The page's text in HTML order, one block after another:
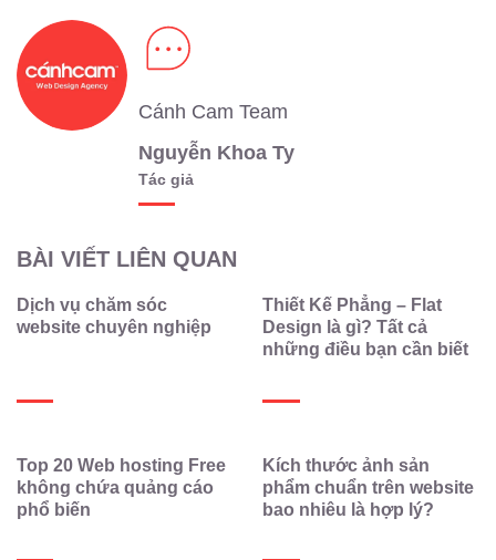
Cánh Cam Team
Nguyễn Khoa Ty
Tác giả
BÀI VIẾT LIÊN QUAN
Dịch vụ chăm sóc
website chuyên nghiệp
Thiết Kế Phẳng – Flat
Design là gì? Tất cả
những điều bạn cần biết
Top 20 Web hosting Free
không chứa quảng cáo
phổ biến
Kích thước ảnh sản
phẩm chuẩn trên website
bao nhiêu là hợp lý?